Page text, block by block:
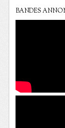
BANDES